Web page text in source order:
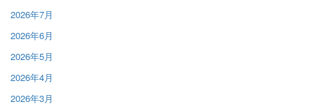
2026年7月
2026年6月
2026年5月
2026年4月
2026年3月